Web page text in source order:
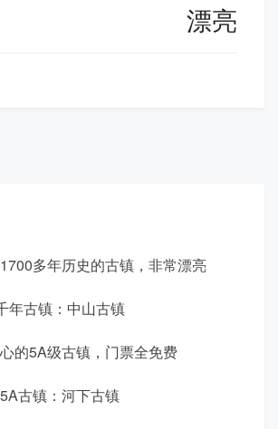
漂亮
多年历史的古镇，非常漂亮
年古镇：中山古镇
的5A级古镇，门票全免费
古镇：河下古镇